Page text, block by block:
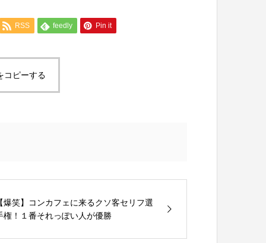
RSS feedly Pin it
コピーする
爆笑】コンカフェに来るクソ客セリフ選
権！１番それっぽい人が優勝